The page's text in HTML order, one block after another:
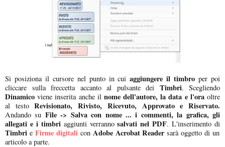
Si posiziona il cursore nel punto in cui aggiungere il timbro per poi
cliccare sulla freccetta accanto al pulsante dei Timbri. Scegliendo
Dinamico viene inserita anche ilnome dell'autore, la data e l'oraoltre
al testoRevisionato, Rivisto, Ricevuto, Approvato e Riservato.
Andando su File -> Salva con nome ... i commenti, la grafica, gli
allegati e i timbriaggiunti verrannosalvati nel PDF. L'inserimento di
Timbri e Firme digitalicon Adobe Acrobat Readersarà oggetto di un
articolo a parte.